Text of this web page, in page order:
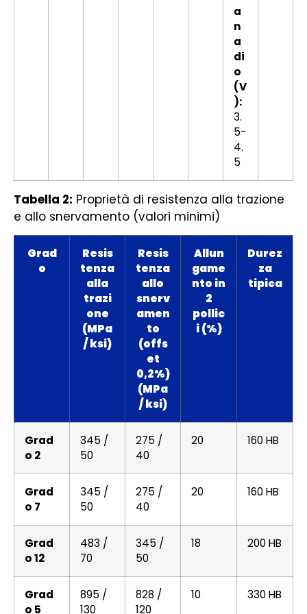
a
n
a
di
o
(V
):
3.
5-
4.
5
Tabella 2: Proprietà di resistenza alla trazione
e allo snervamento (valori minimi)
Grad
o
Resis
tenza
alla
trazi
one
(MPa
/ ksi)
Resis
tenza
allo
snerv
amen
to
(offs
et
0,2%)
(MPa
/ ksi)
Allun
game
nto in
2
pollic
i (%)
Durez
za
tipica
Grad
o 2
345 /
50
275 /
40
20 160 HB
Grad
o 7
345 /
50
275 /
40
20 160 HB
Grad
o 12
483 /
70
345 /
50
18 200 HB
Grad
o 5
895 /
130
828 /
120
10 330 HB